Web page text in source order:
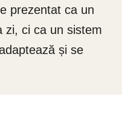
prezentat ca un
zi, ci ca un sistem
și se